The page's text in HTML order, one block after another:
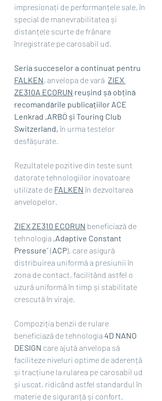
impresionați de performanțele sale, în
special de manevrabilitatea și
distanțele scurte de frânare
înregistrate pe carosabil ud.
Seria succeselor a continuat pentru
FALKEN, anvelopa de vară ZIEX
ZE310A ECORUN reușind șă obțină
recomandările publicațiilor ACE
Lenkrad ,ARBÖ și Touring Club
Switzerland, în urma testelor
desfășurate.
Rezultatele pozitive din teste sunt
datorate tehnologiilor inovatoare
utilizate de FALKEN în dezvoltarea
anvelopelor.
ZIEX ZE310 ECORUN beneficiază de
tehnologia „ Adaptive Constant
Pressure” (ACP), care asigură
distribuirea uniformă a presiunii în
zona de contact, facilitând astfel o
uzură uniformă în timp și stabilitate
crescută în viraje.
Compoziția benzii de rulare
beneficiază de tehnologia 4D NANO
DESIGN care ajută anvelopa să
faciliteze niveluri optime de aderență
și tracțiune la rularea pe carosabil ud
și uscat, ridicând astfel standardul în
materie de siguranță și confort.